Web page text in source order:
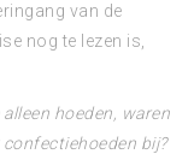
van de
nog te lezen is,
hoeden, waren
bij?